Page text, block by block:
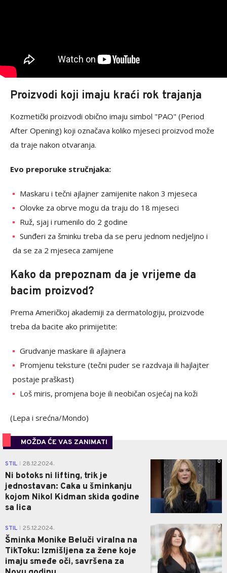
Proizvodi koji imaju kraći rok trajanja
Kozmetički proizvodi obično imaju simbol "PAO" (Period
After Opening) koji označava koliko mjeseci proizvod može
da traje nakon otvaranja.
Evo preporuke stručnjaka:
Maskaru i tečni ajlajner zamijenite nakon 3 mjeseca
Olovke za obrve mogu da traju do 18 mjeseci
Ruž, sjaj i rumenilo do 2 godine
Sunđeri za šminku treba da se peru jednom nedjeljno i
da se za 2 mjeseca zamijene
Kako da prepoznam da je vrijeme da
bacim proizvod?
Prema Američkoj akademiji za dermatologiju, proizvode
treba da bacite ako primijetite:
Grudvanje maskare ili ajlajnera
Promjenu teksture (tečni puder se razdvaja ili hajlajter
postaje praškast)
Loš miris, promjena boje ili neobičan osjećaj na koži
(Lepa i srećna/Mondo)
MOŽDA ĆE VAS ZANIMATI
STIL 28.12.2024.
Ni botoks ni lifting, trik je
jednostavan: Caka u šminkanju
kojom Nikol Kidman skida godine
sa lica
0
STIL 25.12.2024.
Šminka Monike Beluči viralna na
TikToku: Izmišljena za žene koje
imaju smeđe oči, savršena za
0